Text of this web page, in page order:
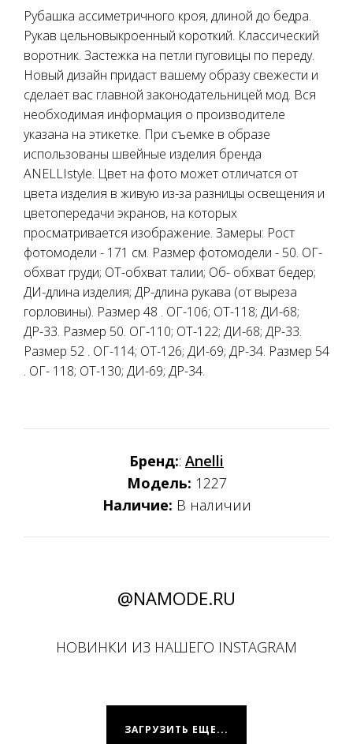
Рубашка ассиметричного кроя, длиной до бедра.
Рукав цельновыкроенный короткий. Классический
воротник. Застежка на петли пуговицы по переду.
Новый дизайн придаст вашему образу свежести и
сделает вас главной законодательницей мод. Вся
необходимая информация о производителе
указана на этикетке. При съемке в образе
использованы швейные изделия бренда
ANELLIstyle. Цвет на фото может отличатся от
цвета изделия в живую из-за разницы освещения и
цветопередачи экранов, на которых
просматривается изображение. Замеры: Рост
фотомодели - 171 см. Размер фотомодели - 50. ОГ-
обхват груди; ОТ-обхват талии; Об- обхват бедер;
ДИ-длина изделия; ДР-длина рукава (от выреза
горловины). Размер 48 . ОГ-106; ОТ-118; ДИ-68;
ДР-33. Размер 50. ОГ-110; ОТ-122; ДИ-68; ДР-33.
Размер 52 . ОГ-114; ОТ-126; ДИ-69; ДР-34. Размер 54
. ОГ- 118; ОТ-130; ДИ-69; ДР-34.
Бренд:: Anelli
Модель: 1227
Наличие: В наличии
@NAMODE.RU
НОВИНКИ ИЗ НАШЕГО INSTAGRAM
ЗАГРУЗИТЬ ЕЩЕ...